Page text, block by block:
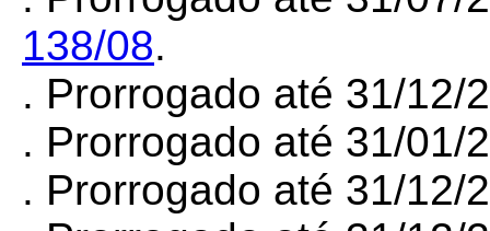
138/08.
. Prorrogado até 31/
. Prorrogado até 31/
. Prorrogado até 31/12/